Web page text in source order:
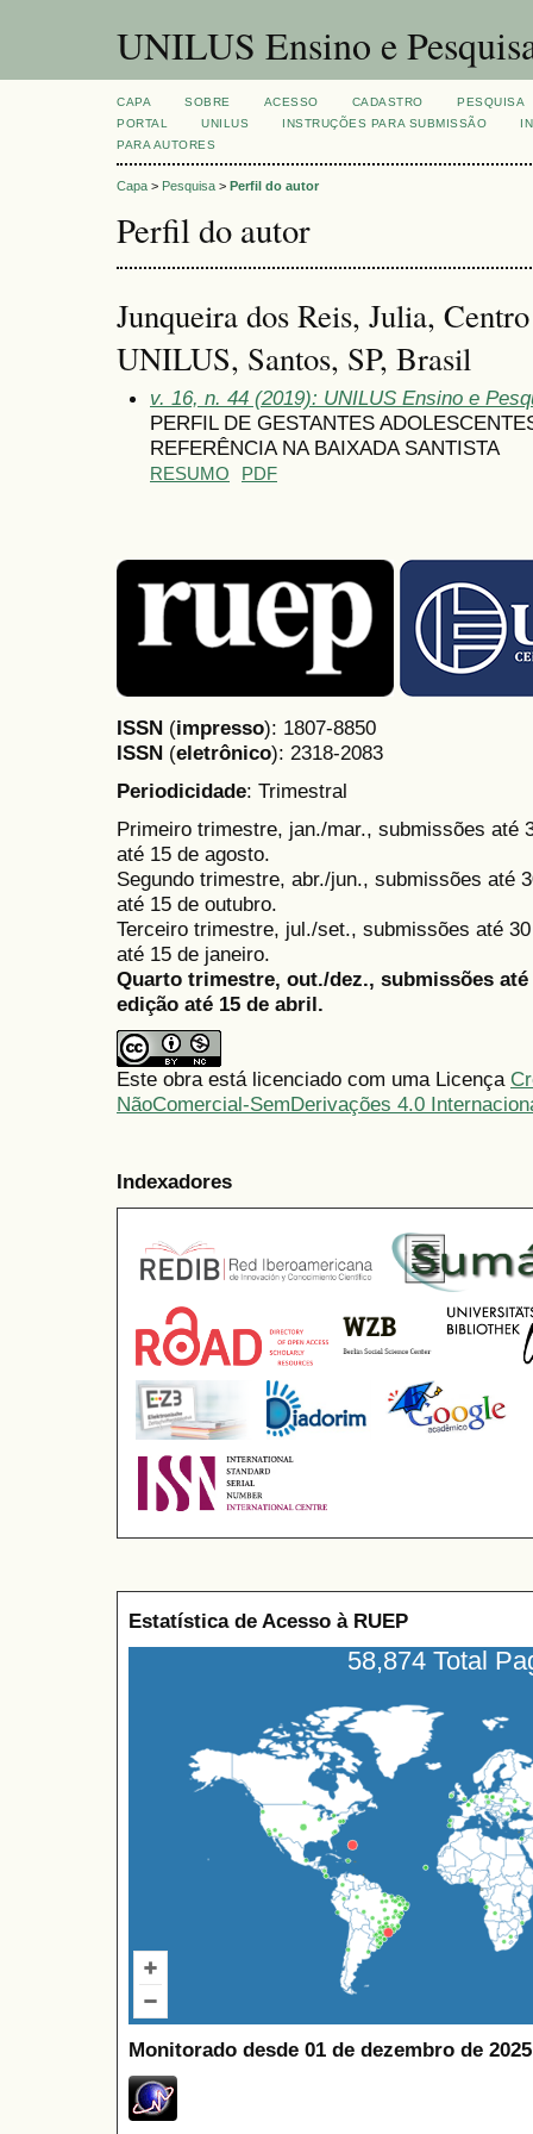
UNILUS Ensino e
CAPA SOBRE ACESSO CADASTRO
PESQUISA
PORTAL
UNILUS INSTRUÇÕES PARA SUBMISSÃO
PARA AUTORES
Capa > Pesquisa > Perfil do autor
Perfil do autor
Junqueira dos Reis, Julia,
UNILUS, Santos, SP, Brasil
v. 16, n. 44 (2019): UNILUS Ensino e
PERFIL DE GESTANTES
REFERÊNCIA NA BAIXADA SANTISTA
RESUMO PDF
ISSN (impresso): 1807-8850
ISSN (eletrônico): 2318-2083
Periodicidade: Trimestral
Primeiro trimestre, jan./mar., submissões até
até 15 de agosto.
Segundo trimestre, abr./jun., submissões até
até 15 de outubro.
Terceiro trimestre, jul./set., submissões até
até 15 de janeiro.
Quarto trimestre, out./dez., submissões
edição até 15 de abril.
Este obra está licenciado com uma Licença
NãoComercial-SemDerivações 4.0
Indexadores
Estatística de Acesso à RUEP
58,874 Total
Monitorado desde 01 de dezembro de